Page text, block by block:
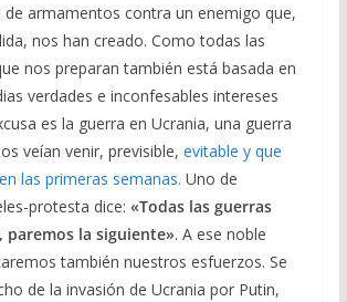
de armamentos contra un enemigo que,
nos han creado. Como todas las
nos preparan también está basada en
verdades e inconfesables intereses
es la guerra en Ucrania, una guerra
veían venir, previsible, evitable y que
las primeras semanas. Uno de
protesta dice: «Todas las guerras
paremos la siguiente». A ese noble
también nuestros esfuerzos. Se
de la invasión de Ucrania por Putin,